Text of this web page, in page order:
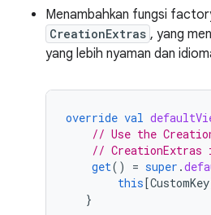
Menambahkan fungsi
CreationExtras , yang
yang lebih nyaman dan
override val
// Use the
// CreationExtras
get() = super .
this[CustomKey
}